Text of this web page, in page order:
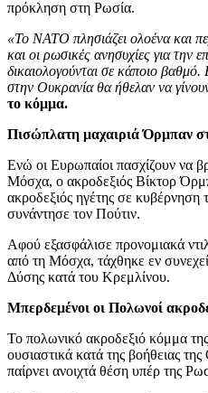
πρόκληση στη Ρωσία.
«Το ΝΑΤΟ πλησιάζει ολοένα και
και οι ρωσικές ανησυχίες για
δικαιολογούνται σε κάποιο
στην Ουκρανία θα ήθελαν να
το κόμμα.
Πισώπλατη μαχαιριά Όρμπαν
Ενώ οι Ευρωπαίοι πασχίζουν να
Μόσχα, ο ακροδεξιός Βίκτορ
ακροδεξιός ηγέτης σε κυβέρνηση
συνάντησε τον Πούτιν.
Αφού εξασφάλισε προνομιακά
από τη Μόσχα, τάχθηκε εν
Δύσης κατά του Κρεμλίνου.
Μπερδεμένοι οι Πολωνοί
Το πολωνικό ακροδεξιό κόμμα
ουσιαστικά κατά της βοήθειας
παίρνει ανοιχτά θέση υπέρ της